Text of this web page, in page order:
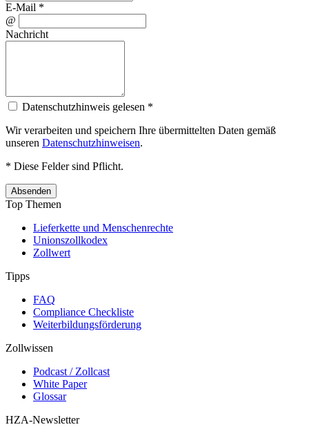
E-Mail *
@
Nachricht
Datenschutzhinweis gelesen *
Wir verarbeiten und speichern Ihre übermittelten Daten gemäß
unseren Datenschutzhinweisen.
* Diese Felder sind Pflicht.
Absenden
Top Themen
Lieferkette und Menschenrechte
Unionszollkodex
Zollwert
Tipps
FAQ
Compliance Checkliste
Weiterbildungsförderung
Zollwissen
Podcast / Zollcast
White Paper
Glossar
HZA-Newsletter